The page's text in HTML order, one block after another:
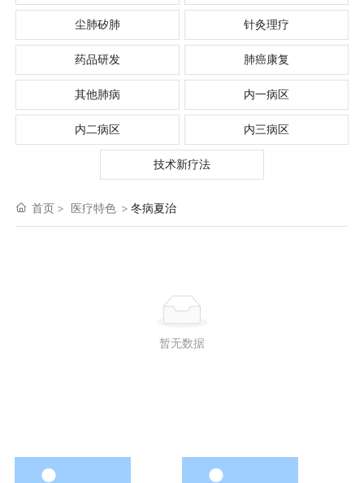
尘肺矽肺 针灸理疗
药品研发 肺癌康复
其他肺病 内一病区
内二病区 内三病区
技术新疗法
首页 医疗特色 冬病夏治
暂无数据